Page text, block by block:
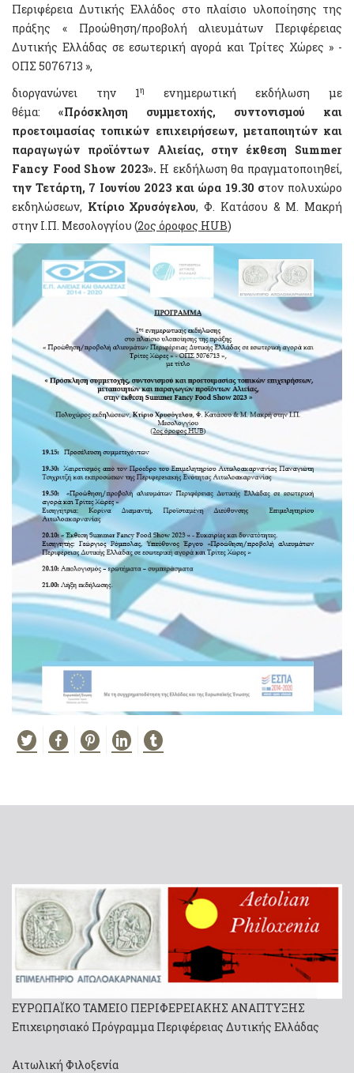
Περιφέρεια Δυτικής Ελλάδος στο πλαίσιο υλοποίησης της
πράξης « Προώθηση/προβολή αλιευμάτων Περιφέρειας
Δυτικής Ελλάδας σε εσωτερική αγορά και Τρίτες Χώρες » -
ΟΠΣ 5076713 »,
διοργανώνει την 1η
ενημερωτική εκδήλωση με
θέμα: «Πρόσκληση συμμετοχής, συντονισμού και
προετοιμασίας τοπικών επιχειρήσεων, μεταποιητών και
παραγωγών προϊόντων Αλιείας, στην έκθεση Summer
Fancy Food Show 2023». Η εκδήλωση θα πραγματοποιηθεί,
την Τετάρτη, 7 Ιουνίου 2023 και ώρα 19.30 στον πολυχώρο
εκδηλώσεων, Κτίριο Χρυσόγελου, Φ. Κατάσου & Μ. Μακρή
στην Ι.Π. Μεσολογγίου (2ος όροφος HUB)
ΕΥΡΩΠΑΪΚΟ ΤΑΜΕΙΟ ΠΕΡΙΦΕΡΕΙΑΚΗΣ ΑΝΑΠΤΥΞΗΣ
Επιχειρησιακό Πρόγραμμα Περιφέρειας Δυτικής Ελλάδας
Αιτωλική Φιλοξενία